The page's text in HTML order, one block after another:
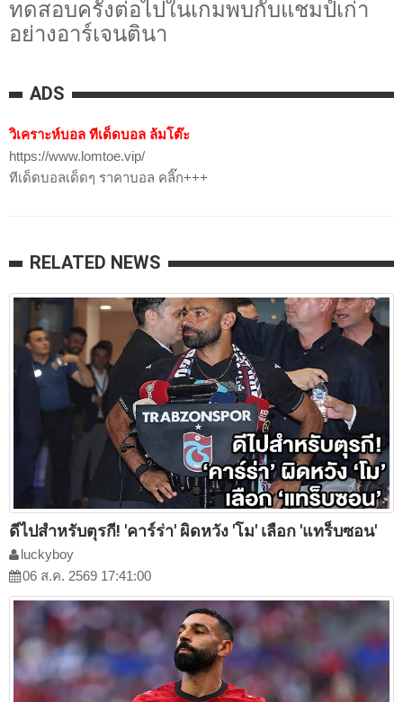
ทดสอบครั้งต่อไปในเกมพบกับแชมป์เก่า
อย่างอาร์เจนตินา
ADS
วิเคราะห์บอล ทีเด็ดบอล ล้มโต๊ะ
https://www.lomtoe.vip/
ทีเด็ดบอลเด็ดๆ ราคาบอล คลิ๊ก+++
RELATED NEWS
ดีไปสำหรับตุรกี! 'คาร์ร่า' ผิดหวัง 'โม' เลือก 'แทร็บซอน'
luckyboy
06 ส.ค. 2569 17:41:00